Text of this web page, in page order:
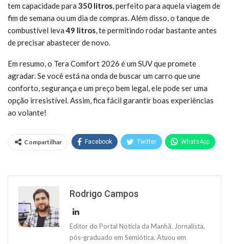
tem capacidade para 350 litros, perfeito para aquela viagem de
fim de semana ou um dia de compras. Além disso, o tanque de
combustível leva49 litros, te permitindo rodar bastante antes
de precisar abastecer de novo.
Em resumo, o Tera Comfort 2026 é um SUV que promete
agradar. Se você está na onda de buscar um carro que une
conforto, segurança e um preço bem legal, ele pode ser uma
opção irresistível. Assim, fica fácil garantir boas experiências
ao volante!
Compartilhar Facebook Twitter WhatsApp
Rodrigo Campos
Editor do Portal Notícia da Manhã. Jornalista,
pós-graduado em Semiótica. Atuou em